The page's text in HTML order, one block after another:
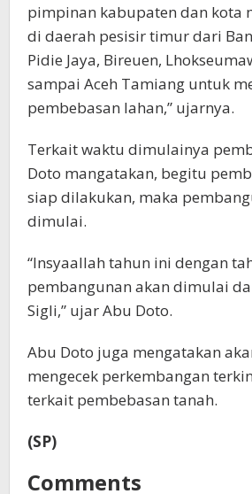
pimpinan kabupaten dan kota
di daerah pesisir timur dari
Pidie Jaya, Bireuen,
sampai Aceh Tamiang untuk
pembebasan lahan,” ujarnya.
Terkait waktu dimulainya
Doto mangatakan, begitu
siap dilakukan, maka
dimulai.
“Insyaallah tahun ini dengan
pembangunan akan dimulai
Sigli,” ujar Abu Doto.
Abu Doto juga mengatakan
mengecek perkembangan
terkait pembebasan tanah.
(SP)
Comments